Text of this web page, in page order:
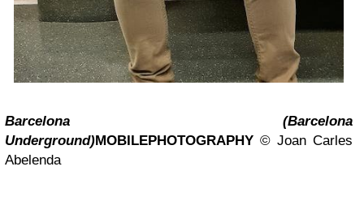
Barcelona (Barcelona
Underground)MOBILEPHOTOGRAPHY © Joan Carles
Abelenda